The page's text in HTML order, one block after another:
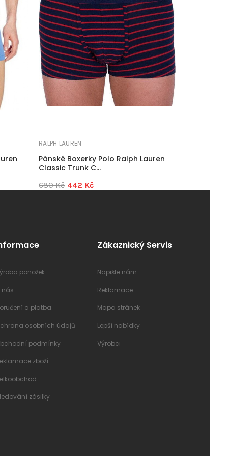
RALPH LAUREN
Pánské Boxerky Polo Ralph Lauren
Classic Trunk C...
680 Kč 442 Kč
ponožek
nás
a platba
osobních údajů
podmínky
zboží
zásilky
Zákaznický Servis
Napište nám
Reklamace
Mapa stránek
Lepší nabídky
Výrobci